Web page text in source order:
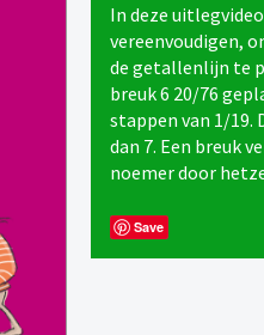
In deze
vereenvoudigen,
de getallenlijn te
breuk 6 20/76
stappen van 1/19.
dan 7. Een breuk
noemer door
Save